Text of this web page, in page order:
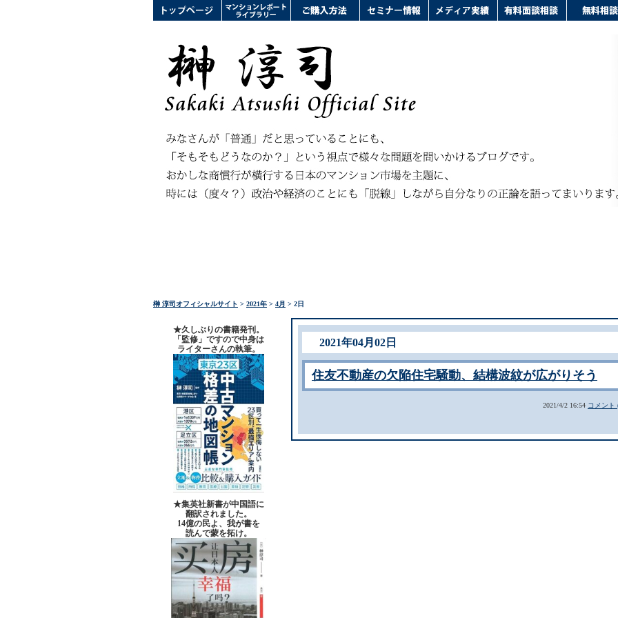
榊 淳司オフィシャルサイト > 2021年 > 4月 > 2日
★久しぶりの書籍発刊。
「監修」ですので中身は
ライターさんの執筆。
★集英社新書が中国語に
翻訳されました。
14億の民よ、我が書を
読んで蒙を拓け。
2021年04月02日
住友不動産の欠陥住宅騒動、結構波紋が広がりそう
2021/4/2 16:54 コメント